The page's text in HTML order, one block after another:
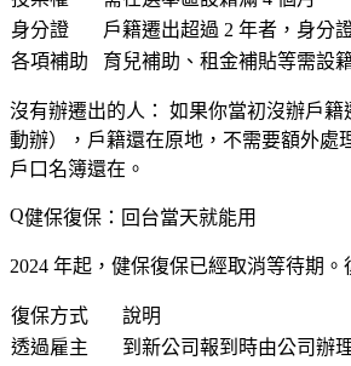
身分證
戶籍遷出超過 2 年者，身分
各項補助
育兒補助、租金補貼等需設
沒有辦遷出的人： 如果你當初沒辦戶籍
動辦），戶籍還在原地，不需要額外處
戶口名簿還在。
健保復保：回台當天就能用
2024 年起，健保復保已經取消等待期。
復保方式
說明
透過雇主
到新公司報到時由公司辦